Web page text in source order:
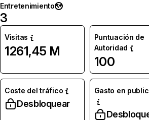
Entretenimiento
3
Visitas
1261,45 M
Puntuación de
Autoridad
100
Coste del tráfico
Desbloquear
Gasto en